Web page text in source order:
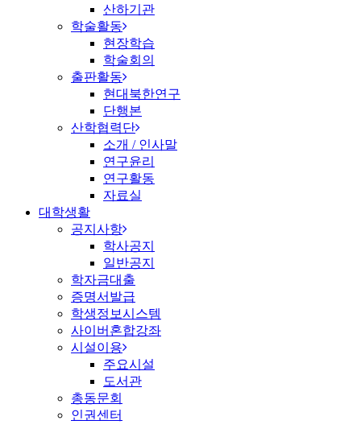
산하기관
학술활동
현장학습
학술회의
출판활동
현대북한연구
단행본
산학협력단
소개 / 인사말
연구윤리
연구활동
자료실
대학생활
공지사항
학사공지
일반공지
학자금대출
증명서발급
학생정보시스템
사이버혼합강좌
시설이용
주요시설
도서관
총동문회
인권센터